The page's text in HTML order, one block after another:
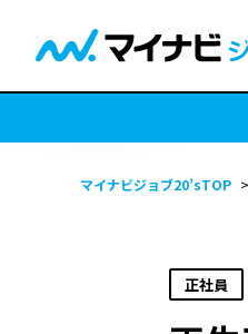
マイナビジョブ20’sTOP >
正社員